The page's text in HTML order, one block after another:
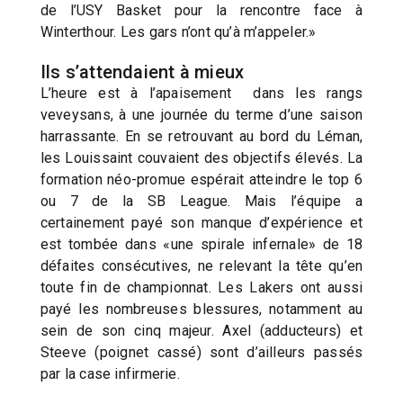
de l’USY Basket pour la rencontre face à
Winterthour. Les gars n’ont qu’à m’appeler.»
Ils s’attendaient à mieux
L’heure est à l’apaisement dans les rangs
veveysans, à une journée du terme d’une saison
harrassante. En se retrouvant au bord du Léman,
les Louissaint couvaient des objectifs élevés. La
formation néo-promue espérait atteindre le top 6
ou 7 de la SB League. Mais l’équipe a
certainement payé son manque d’expérience et
est tombée dans «une spirale infernale» de 18
défaites consécutives, ne relevant la tête qu’en
toute fin de championnat. Les Lakers ont aussi
payé les nombreuses blessures, notamment au
sein de son cinq majeur. Axel (adducteurs) et
Steeve (poignet cassé) sont d’ailleurs passés
par la case infirmerie.